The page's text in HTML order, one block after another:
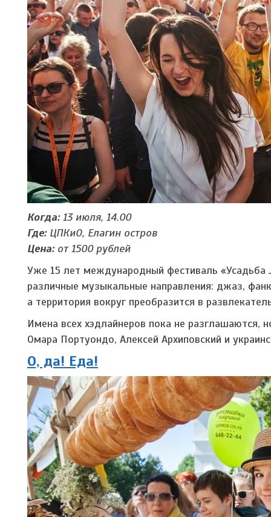
Когда:13 июля, 14.00
Где:ЦПКиО, Елагин остров
Цена:от 1500 рублей
Уже 15 лет международный фестиваль
различные музыкальные направления: джаз,
а территория вокруг преобразится в
Имена всех хэдлайнеров пока не разглашаются,
Омара Портуондо, Алексей Архиповский и
О, да! Еда!